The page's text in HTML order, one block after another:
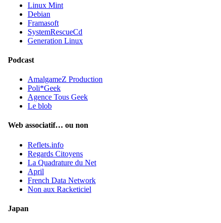
Linux Mint
Debian
Framasoft
SystemRescueCd
Generation Linux
Podcast
AmalgameZ Production
Poli*Geek
Agence Tous Geek
Le blob
Web associatif… ou non
Reflets.info
Regards Citoyens
La Quadrature du Net
April
French Data Network
Non aux Racketiciel
Japan